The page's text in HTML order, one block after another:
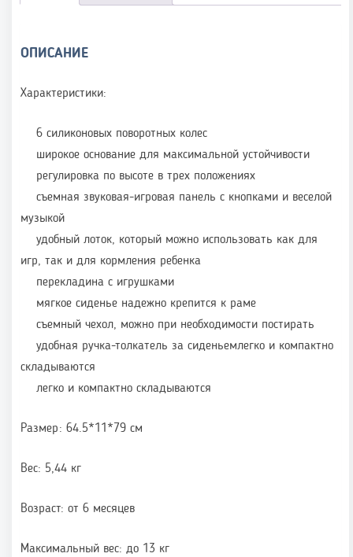
ОПИСАНИЕ
Характеристики:
6 силиконовых поворотных колес
широкое основание для максимальной устойчивости
регулировка по высоте в трех положениях
съемная звуковая-игровая панель с кнопками и веселой
музыкой
удобный лоток, который можно использовать как для
игр, так и для кормления ребенка
перекладина с игрушками
мягкое сиденье надежно крепится к раме
съемный чехол, можно при необходимости постирать
удобная ручка-толкатель за сиденьемлегко и компактно
складываются
легко и компактно складываются
Размер: 64.5*11*79 см
Вес: 5,44 кг
Возраст: от 6 месяцев
Максимальный вес: до 13 кг